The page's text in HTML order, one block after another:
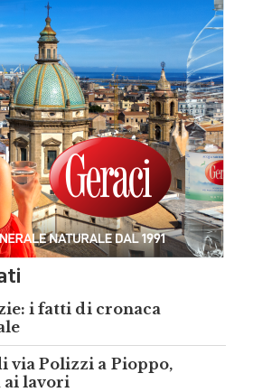
i fatti di cronaca
via Polizzi a Pioppo,
ai lavori